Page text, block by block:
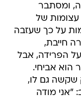
ומסתבר
עצומות של
על כך שעזבה
חייבת,
הפרידה, אבל
הוא אביחי.
שקשה גם לו,
"אני מודה